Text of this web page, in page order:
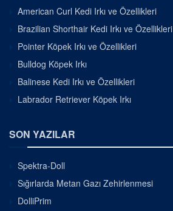
American Curl Kedi Irkı ve Özellikleri
Brazilian Shorthair Kedi Irkı ve Özellikleri
Pointer Köpek Irkı ve Özellikleri
Bulldog Köpek Irkı
Balinese Kedi Irkı ve Özellikleri
Labrador Retriever Köpek Irkı
SON YAZILAR
Spektra-Doll
Sığırlarda Metan Gazı Zehirlenmesi
DolliPrim